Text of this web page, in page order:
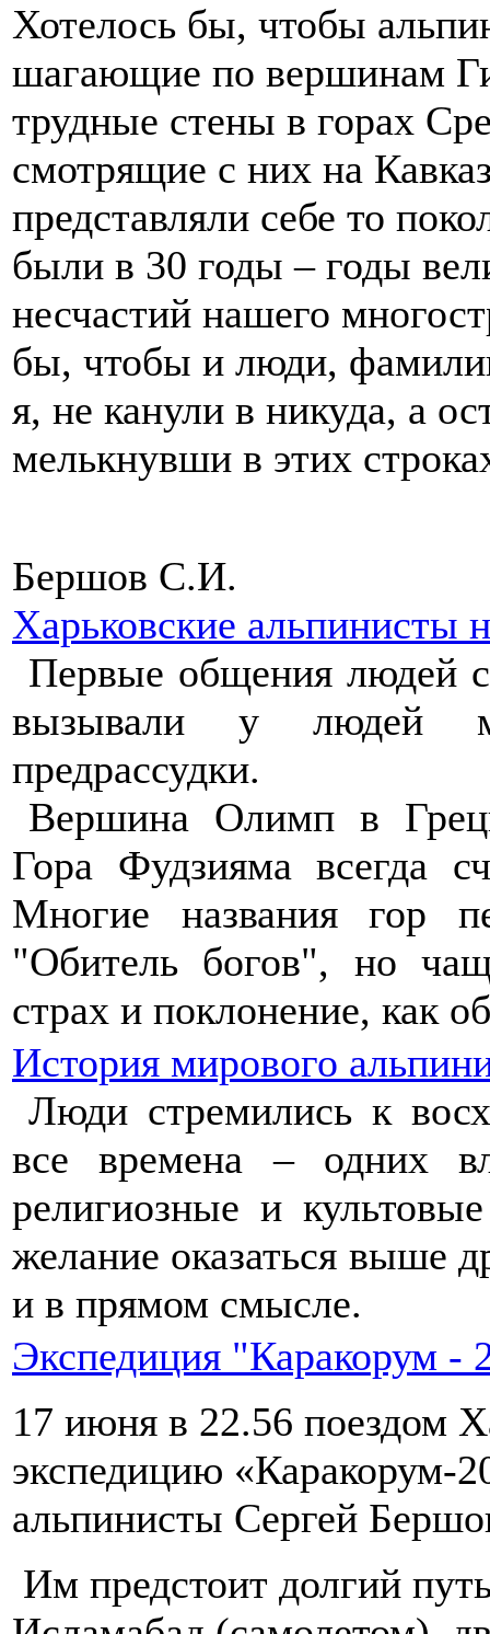
Хотелось бы, чтобы
шагающие по вершинам
трудные стены в горах
смотрящие с них на
представляли себе то
были в 30 годы – годы
несчастий нашего
бы, чтобы и люди,
я, не канули в никуда, а
мелькнувши в этих
Бершов С.И.
Харьковские альпинисты
Первые общения людей
вызывали у людей
предрассудки.
Вершина Олимп в
Гора Фудзияма всегда
Многие названия гор
"Обитель богов", но
страх и поклонение, как
История мирового
Люди стремились к
все времена – одних
религиозные и
желание оказаться выше
и в прямом смысле.
Экспедиция "Каракорум -
17 июня в 22.56 поездом
экспедицию «Каракорум-
альпинисты Сергей
Им предстоит долгий